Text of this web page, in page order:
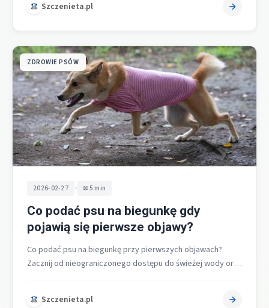
Szczenieta.pl
ZDROWIE PSÓW
2026-02-27 • 5 min
Co podać psu na biegunkę gdy
pojawią się pierwsze objawy?
Co podać psu na biegunkę przy pierwszych objawach?
Zacznij od nieograniczonego dostępu do świeżej wody oraz
Szczenieta.pl